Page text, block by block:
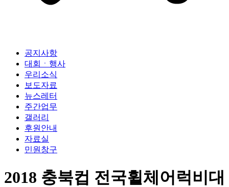
공지사항
대회ㆍ행사
우리소식
보도자료
뉴스레터
주간업무
갤러리
후원안내
자료실
민원창구
2018 충북컵 전국휠체어럭비대